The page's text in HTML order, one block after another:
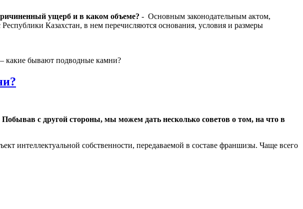
ущерб и в каком объеме? - Основным законодательным актом,
Казахстан, в нем перечисляются основания, условия и размеры
с другой стороны, мы можем дать несколько советов о том, на что в
интеллектуальной собственности, передаваемой в составе франшизы. Чаще всего